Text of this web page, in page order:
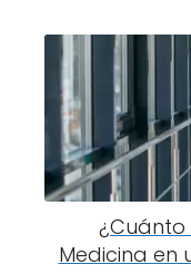
Medicina en